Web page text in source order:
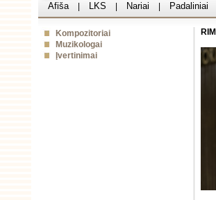
Afiša LKS Nariai Padaliniai
Kompozitoriai
Muzikologai
Įvertinimai